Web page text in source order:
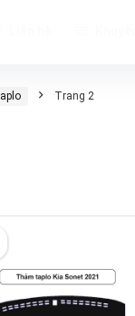
Trang 2